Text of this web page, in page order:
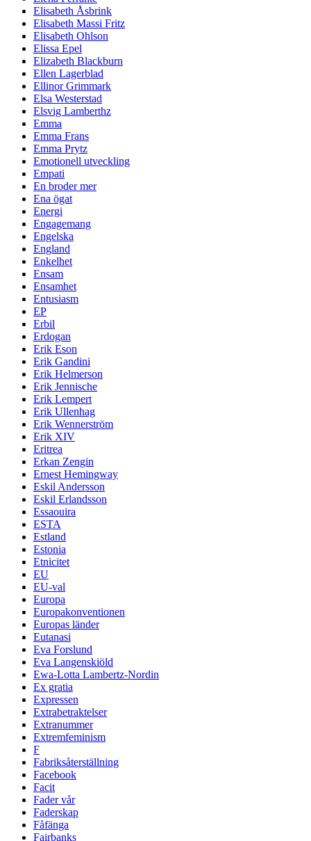
Elisabeth Åsbrink
Elisabeth Massi Fritz
Elisabeth Ohlson
Elissa Epel
Elizabeth Blackburn
Ellen Lagerblad
Ellinor Grimmark
Elsa Westerstad
Elsvig Lamberthz
Emma
Emma Frans
Emma Prytz
Emotionell utveckling
Empati
En broder mer
Ena ögat
Energi
Engagemang
Engelska
England
Enkelhet
Ensam
Ensamhet
Entusiasm
EP
Erbil
Erdogan
Erik Eson
Erik Gandini
Erik Helmerson
Erik Jennische
Erik Lempert
Erik Ullenhag
Erik Wennerström
Erik XIV
Eritrea
Erkan Zengin
Ernest Hemingway
Eskil Andersson
Eskil Erlandsson
Essaouira
ESTA
Estland
Estonia
Etnicitet
EU
EU-val
Europa
Europakonventionen
Europas länder
Eutanasi
Eva Forslund
Eva Langenskiöld
Ewa-Lotta Lambertz-Nordin
Ex gratia
Expressen
Extrabetraktelser
Extranummer
Extremfeminism
F
Fabriksåterställning
Facebook
Facit
Fader vår
Faderskap
Fåfänga
Fairbanks